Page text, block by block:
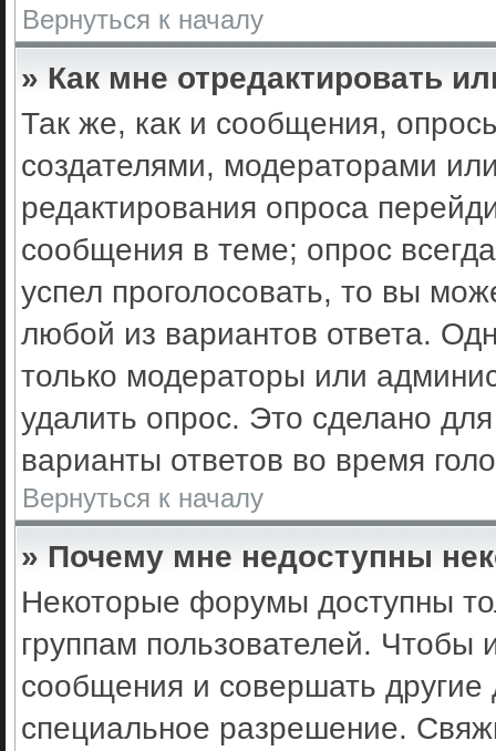
Вернуться к началу
» Как мне отредактировать
Так же, как и сообщения,
создателями, модераторами
редактирования опроса
сообщения в теме; опрос
успел проголосовать, то вы
любой из вариантов ответа.
только модераторы или
удалить опрос. Это сделано
варианты ответов во время
Вернуться к началу
» Почему мне недоступны
Некоторые форумы доступны
группам пользователей. Чтобы
сообщения и совершать
специальное разрешение.